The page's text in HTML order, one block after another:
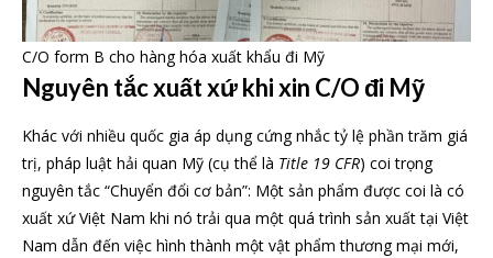
C/O form B cho hàng hóa xuất khẩu đi Mỹ
Nguyên tắc xuất xứ khi xin C/O đi Mỹ
Khác với nhiều quốc gia áp dụng cứng nhắc tỷ lệ phần trăm giá
trị, pháp luật hải quan Mỹ (cụ thể là Title 19 CFR) coi trọng
nguyên tắc “Chuyển đổi cơ bản”: Một sản phẩm được coi là có
xuất xứ Việt Nam khi nó trải qua một quá trình sản xuất tại Việt
Nam dẫn đến việc hình thành một vật phẩm thương mại mới,